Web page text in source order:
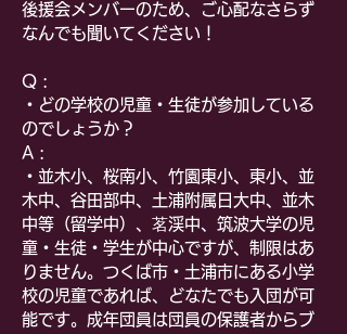
後援会メンバーのため、ご心配なさらず
なんでも聞いてください！
Q :
・どの学校の児童・生徒が参加している
のでしょうか？
A :
・並木小、桜南小、竹園東小、東小、並
木中、谷田部中、土浦附属日大中、並木
中等（留学中）、茗渓中、筑波大学の児
童・生徒・学生が中心ですが、制限はあ
りません。つくば市・土浦市にある小学
校の児童であれば、どなたでも入団が可
能です。成年団員は団員の保護者からブ